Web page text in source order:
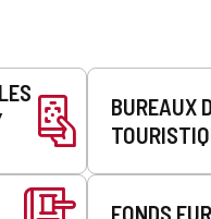
BUREAUX
FONDS